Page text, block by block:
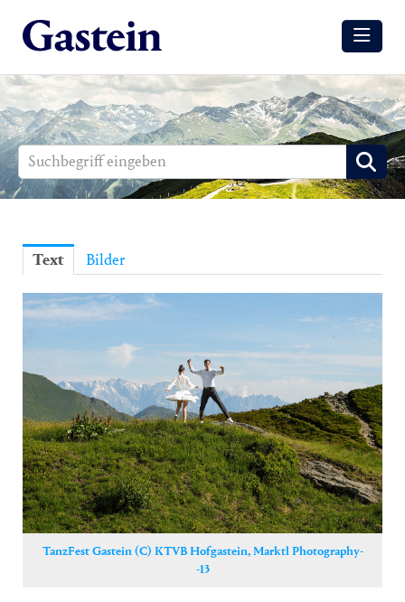
Meldungen
Winter
Media
Yoga
Pressekontakt
Text Bilder
TanzFest Gastein (C) KTVB Hofgastein, Marktl Photography-
-13